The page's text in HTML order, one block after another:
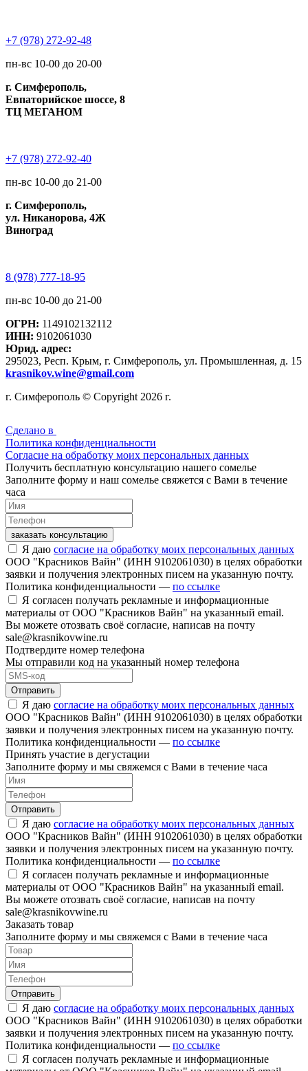
+7 (978) 272-92-48
пн-вс 10-00 до 20-00
г. Симферополь,
Евпаторийское шоссе, 8
ТЦ МЕГАНОМ
+7 (978) 272-92-40
пн-вс 10-00 до 21-00
г. Симферополь,
ул. Никанорова, 4Ж
Виноград
8 (978) 777-18-95
пн-вс 10-00 до 21-00
ОГРН: 1149102132112
ИНН: 9102061030
Юрид. адрес:
295023, Респ. Крым, г. Симферополь, ул. Промышленная, д. 15
krasnikov.wine@gmail.com
г. Симферополь © Copyright 2026 г.
Сделано в
Политика конфиденциальности
Согласие на обработку моих персональных данных
Получить бесплатную консультацию нашего сомелье
Заполните форму и наш сомелье свяжется с Вами в течение
часа
заказать консультацию
Я даю согласие на обработку моих персональных данных
ООО "Красников Вайн" (ИНН 9102061030) в целях обработки
заявки и получения электронных писем на указанную почту.
Политика конфиденциальности — по ссылке
Я согласен получать рекламные и информационные
материалы от ООО "Красников Вайн" на указанный email.
Вы можете отозвать своё согласие, написав на почту
sale@krasnikovwine.ru
Подтвердите номер телефона
Мы отправили код на указанный номер телефона
Отправить
Я даю согласие на обработку моих персональных данных
ООО "Красников Вайн" (ИНН 9102061030) в целях обработки
заявки и получения электронных писем на указанную почту.
Политика конфиденциальности — по ссылке
Принять участие в дегустации
Заполните форму и мы свяжемся с Вами в течение часа
Отправить
Я даю согласие на обработку моих персональных данных
ООО "Красников Вайн" (ИНН 9102061030) в целях обработки
заявки и получения электронных писем на указанную почту.
Политика конфиденциальности — по ссылке
Я согласен получать рекламные и информационные
материалы от ООО "Красников Вайн" на указанный email.
Вы можете отозвать своё согласие, написав на почту
sale@krasnikovwine.ru
Заказать товар
Заполните форму и мы свяжемся с Вами в течение часа
Отправить
Я даю согласие на обработку моих персональных данных
ООО "Красников Вайн" (ИНН 9102061030) в целях обработки
заявки и получения электронных писем на указанную почту.
Политика конфиденциальности — по ссылке
Я согласен получать рекламные и информационные